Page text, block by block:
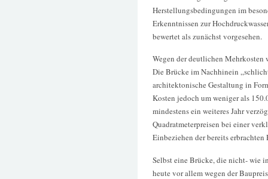
Herstellungsbedingungen im
Erkenntnissen zur
bewertet als zunächst vorgesehen.
Wegen der deutlichen Mehrkosten
Die Brücke im Nachhinein
architektonische Gestaltung in
Kosten jedoch um weniger als
mindestens ein weiteres Jahr
Quadratmeterpreisen bei einer
Einbeziehen der bereits
Selbst eine Brücke, die nicht- wie
heute vor allem wegen der